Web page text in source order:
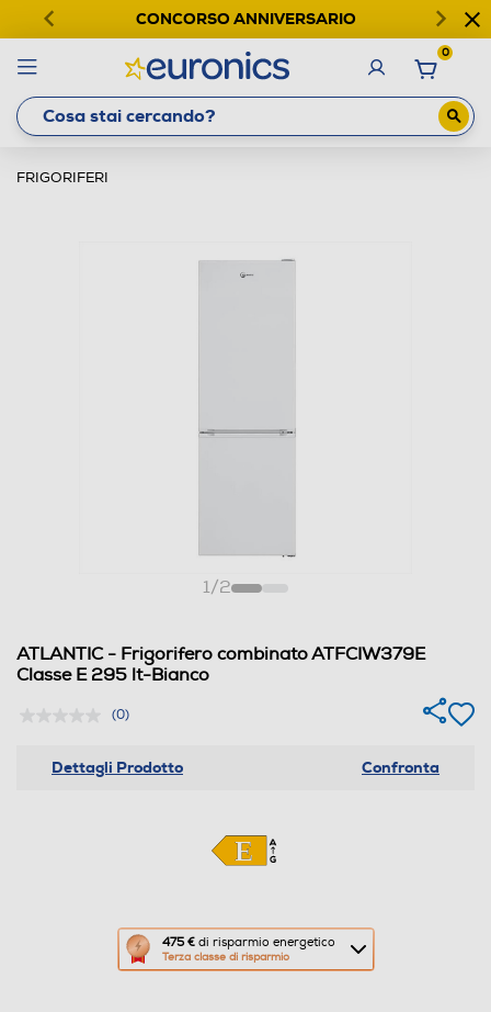
CONCORSO ANNIVERSARIO
0
FRIGORIFERI
1/2
ATLANTIC - Frigorifero combinato ATFCIW379E
Classe E 295 lt-Bianco
(0)
Dettagli Prodotto Confronta
475 €di risparmio energetico
Terza classe di risparmio
Questa
azione